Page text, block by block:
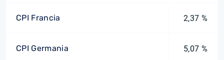
CPI Francia 2,37 %
CPI Germania 5,07 %